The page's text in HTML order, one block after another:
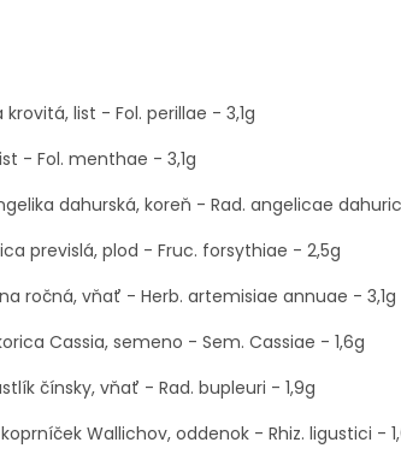
krovitá, list - Fol. perillae - 3,1g
- Fol. menthae - 3,1g
dahurská, koreň - Rad. angelicae
previslá, plod - Fruc. forsythiae - 2,5g
ročná, vňať - Herb. artemisiae annuae - 3,1g
Cassia, semeno - Sem. Cassiae - 1,6g
čínsky, vňať - Rad. bupleuri - 1,9g
Wallichov, oddenok - Rhiz. ligustici -